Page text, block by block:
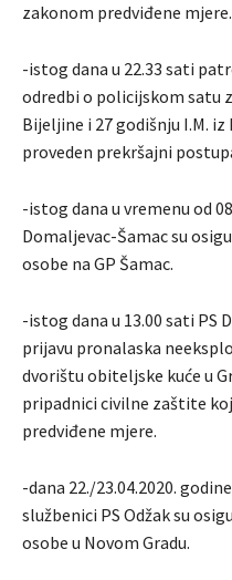
zakonom predviđene mjere.
-istog dana u 22.33 sati
odredbi o policijskom satu
Bijeljine i 27 godišnju I.M.
proveden prekršajni
-istog dana u vremenu od
Domaljevac-Šamac su
osobe na GP Šamac.
-istog dana u 13.00 sati PS
prijavu pronalaska
dvorištu obiteljske kuće u
pripadnici civilne zaštite
predviđene mjere.
-dana 22./23.04.2020.
službenici PS Odžak su
osobe u Novom Gradu.